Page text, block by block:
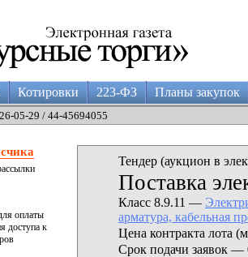
Котировки 223-ФЗ Планы закупок
05-29 / 44-45694055
оплаты
доступа к
Тендер (аукцион в
Поставка
Класс 8.9.11 —
арматура, кабельная
Цена контракта лота
Срок подачи заявок —